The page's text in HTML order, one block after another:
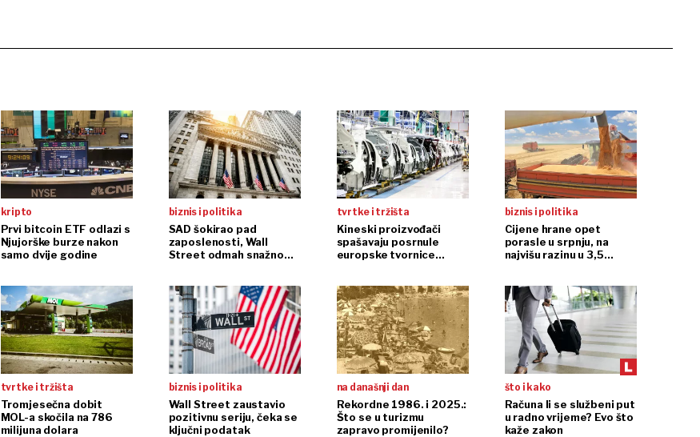
kripto
Prvi bitcoin ETF odlazi s
Njujorške burze nakon
samo dvije godine
biznis i politika
SAD šokirao pad
zaposlenosti, Wall
Street odmah snažno
tvrtke i tržišta
Kineski proizvođači
spašavaju posrnule
europske tvornice
biznis i politika
Cijene hrane opet
porasle u srpnju, na
najvišu razinu u 3,5
tvrtke i tržišta
Tromjesečna dobit
MOL-a skočila na 786
milijuna dolara
biznis i politika
Wall Street zaustavio
pozitivnu seriju, čeka se
ključni podatak
na današnji dan
Rekordne 1986. i 2025.:
Što se u turizmu
zapravo promijenilo?
što i kako
Računa li se službeni put
u radno vrijeme? Evo što
kaže zakon